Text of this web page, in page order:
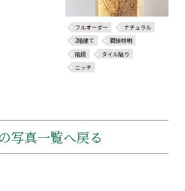
フルオーダー
ナチュラル
2階建て
間接照明
階段
タイル貼り
ニッチ
写真一覧へ戻る